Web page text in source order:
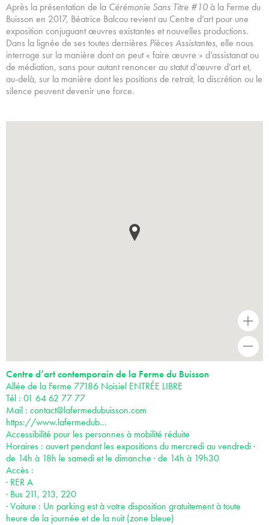
Après la présentation de la Cérémonie Sans Titre #10à la Ferme du
Buisson en 2017, Béatrice Balcou revient au Centre d’art pour une
exposition conjuguant œuvres existantes et nouvelles productions.
Dans la lignée de ses toutes dernières Pièces Assistantes, elle nous
interroge sur la manière dont on peut « faire œuvre » d’assistanat ou
de médiation, sans pour autant renoncer au statut d’œuvre d’art et,
au-delà, sur la manière dont les positions de retrait, la discrétion ou le
silence peuvent devenir une force.
+
Centre d’art contemporain de la Ferme du Buisson
Allée de la Ferme 77186 Noisiel ENTRÉE LIBRE
Tél : 01 64 62 77 77
Mail : contact@lafermedubuisson.com
https://www.lafermedub…
Accessibilité pour les personnes à mobilité réduite
Horaires : ouvert pendant les expositions du mercredi au vendredi ·
de 14h à 18h le samedi et le dimanche · de 14h à 19h30
Accès :
· RER A
· Bus 211, 213, 220
· Voiture : Un parking est à votre disposition gratuitement à toute
heure de la journée et de la nuit (zone bleue)